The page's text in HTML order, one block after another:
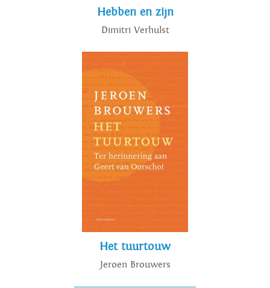
Hebben en zijn
Dimitri Verhulst
Het tuurtouw
Jeroen Brouwers